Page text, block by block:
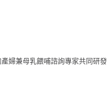
婦兼母乳餵哺諮詢專家共同研發